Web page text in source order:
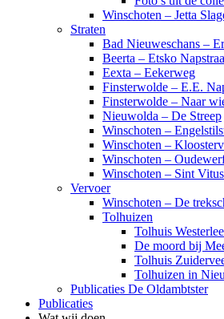
Winschoten – Jetta
Straten
Bad Nieuweschans –
Beerta – Etsko
Eexta – Eekerweg
Finsterwolde – E.E.
Finsterwolde – Naar
Nieuwolda – De Streep
Winschoten –
Winschoten –
Winschoten –
Winschoten – Sint
Vervoer
Winschoten – De
Tolhuizen
Tolhuis
De moord bij
Tolhuis
Tolhuizen in
Publicaties De Oldambtster
Publicaties